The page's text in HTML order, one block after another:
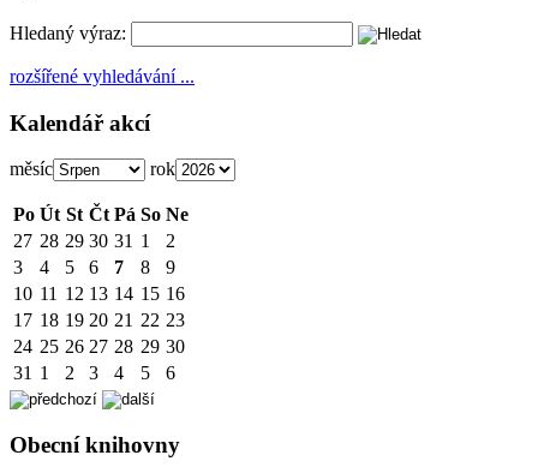
Hledaný výraz:
rozšířené vyhledávání ...
Kalendář akcí
měsíc rok
Po Út St Čt Pá So Ne
27 28 29 30 31 1
2
3
4 5 6 7 8
9
10 11 12 13 14 15 16
17 18 19 20 21 22 23
24 25 26 27 28 29 30
31 1 2 3 4 5 6
Obecní knihovny